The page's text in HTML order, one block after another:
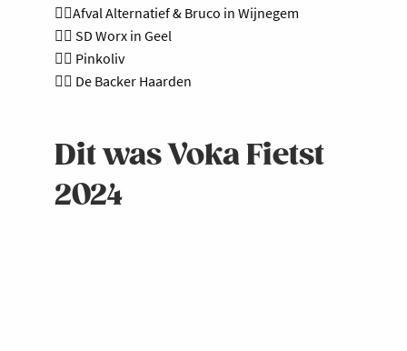
🚴‍♀️Afval Alternatief & Bruco in Wijnegem
🚴‍♀️ SD Worx in Geel
🚴‍♀️ Pinkoliv
🚴‍♀️ De Backer Haarden
Dit was Voka Fietst
2024